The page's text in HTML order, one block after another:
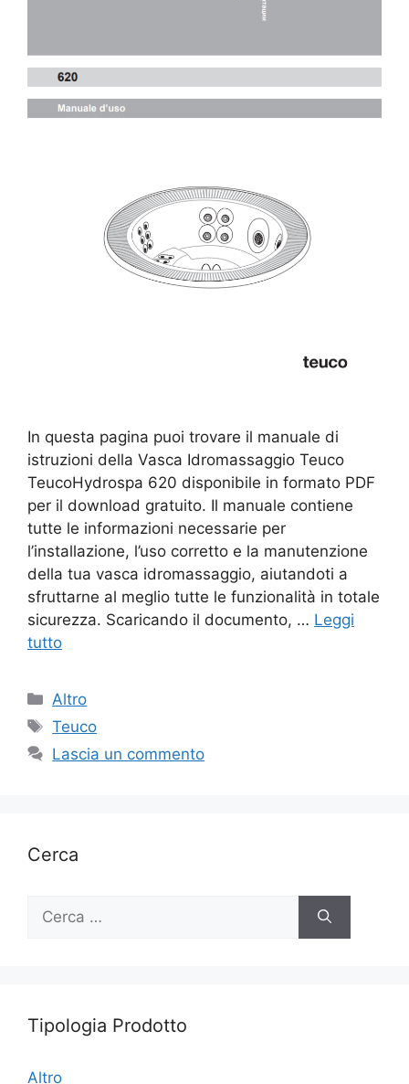
In questa pagina puoi trovare il manuale di
istruzioni della Vasca Idromassaggio Teuco
TeucoHydrospa 620 disponibile in formato PDF
per il download gratuito. Il manuale contiene
tutte le informazioni necessarie per
l’installazione, l’uso corretto e la manutenzione
della tua vasca idromassaggio, aiutandoti a
sfruttarne al meglio tutte le funzionalità in totale
sicurezza. Scaricando il documento, … Leggi
tutto
Categorie
Altro
Tag
Teuco
Lascia un commento
Cerca
Ricerca
Tipologia Prodotto
Altro